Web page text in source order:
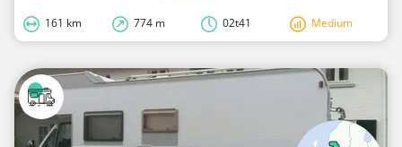
161 km 774 m 02t41 Medium